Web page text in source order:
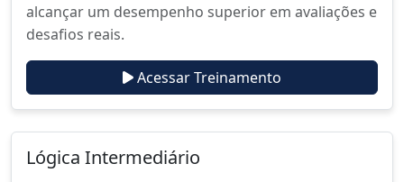
alcançar um desempenho superior em avaliações e
desafios reais.
Acessar Treinamento
Lógica Intermediário